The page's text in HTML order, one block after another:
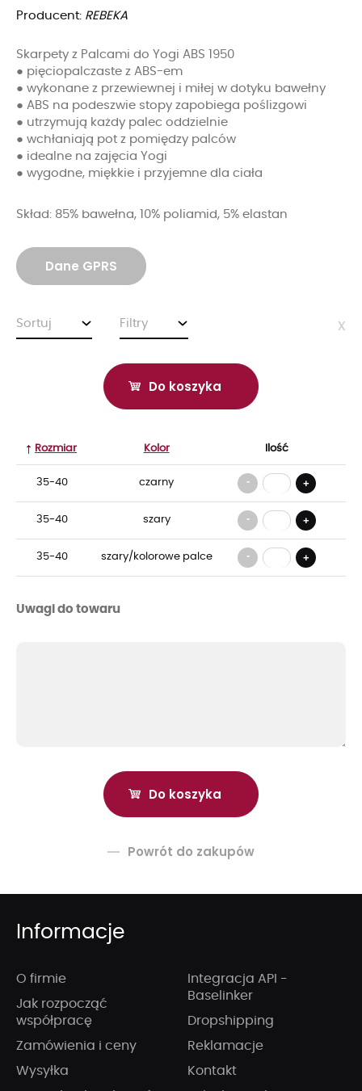
Producent: REBEKA
Skarpety z Palcami do Yogi ABS 1950
● pięciopalczaste z ABS-em
● wykonane z przewiewnej i miłej w dotyku bawełny
● ABS na podeszwie stopy zapobiega poślizgowi
● utrzymują każdy palec oddzielnie
● wchłaniają pot z pomiędzy palców
● idealne na zajęcia Yogi
● wygodne, miękkie i przyjemne dla ciała
Skład: 85% bawełna, 10% poliamid, 5% elastan
Dane GPRS
Sortuj Filtry x
Do koszyka
Rozmiar Kolor Ilość
35-40 czarny - +
35-40 szary - +
35-40 szary/kolorowe palce - +
Uwagi do towaru
Powrót do zakupów
Informacje
O firmie
Jak rozpocząć
współpracę
Zamówienia i ceny
Wysyłka
Integracja API -
Baselinker
Dropshipping
Reklamacje
Kontakt